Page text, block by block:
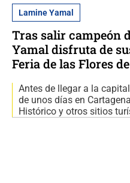
Lamine Yamal
Tras salir campeón
Yamal disfruta de
Feria de las Flores
Antes de llegar a la
de unos días en
Histórico y otros sitios